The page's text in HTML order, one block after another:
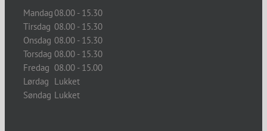
Mandag08.00 - 15.30
Tirsdag 08.00 - 15.30
Onsdag 08.00 - 15.30
Torsdag 08.00 - 15.30
Fredag 08.00 - 15.00
Lørdag Lukket
Søndag Lukket